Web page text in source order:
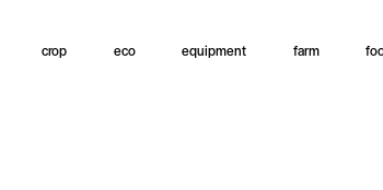
crop eco equipment farm